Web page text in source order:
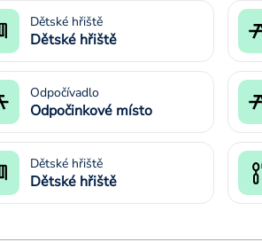
Dětské hřiště
Dětské hřiště
Odpočívadlo
Odpočinkové místo
Dětské hřiště
Dětské hřiště